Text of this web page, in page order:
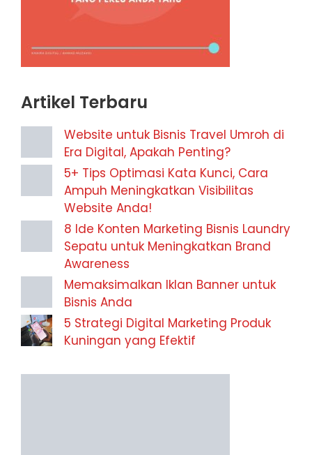
Artikel Terbaru
Website untuk Bisnis Travel Umroh di
Era Digital, Apakah Penting?
5+ Tips Optimasi Kata Kunci, Cara
Ampuh Meningkatkan Visibilitas
Website Anda!
8 Ide Konten Marketing Bisnis Laundry
Sepatu untuk Meningkatkan Brand
Awareness
Memaksimalkan Iklan Banner untuk
Bisnis Anda
5 Strategi Digital Marketing Produk
Kuningan yang Efektif